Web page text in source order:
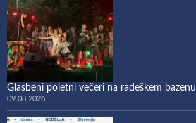
Glasbeni poletni večeri na radeškem bazenu
09.08.2026